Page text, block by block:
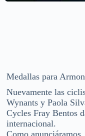
Medallas para
Nuevamente las
Wynants y Paola
Cycles Fray Bentos
internacional.